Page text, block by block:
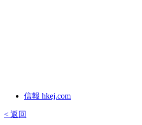
信報 hkej.com
< 返回